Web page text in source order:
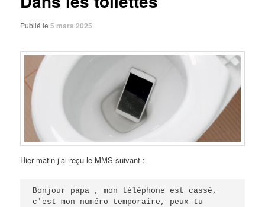
Publié le5 mars 2025
Hier matin j’ai reçu le MMS suivant :
Bonjour papa , mon téléphone est cassé,
c'est mon numéro temporaire, peux-tu